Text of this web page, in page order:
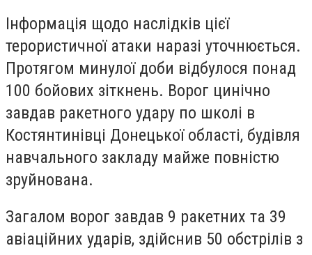
Інформація щодо наслідків цієї
терористичної атаки наразі уточнюється.
Протягом минулої доби відбулося понад
100 бойових зіткнень. Ворог цинічно
завдав ракетного удару по школі в
Костянтинівці Донецької області, будівля
навчального закладу майже повністю
зруйнована.
Загалом ворог завдав 9 ракетних та 39
авіаційних ударів, здійснив 50 обстрілів з